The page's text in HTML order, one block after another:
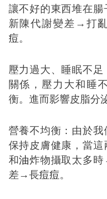
讓不好的東西堆在
新陳代謝變差→打
痘。
壓力過大、睡眠不
關係，壓力大和睡
衡。進而影響皮脂分
營養不均衡：由於
保持皮膚健康，當
和油炸物攝取太多
差→長痘痘。